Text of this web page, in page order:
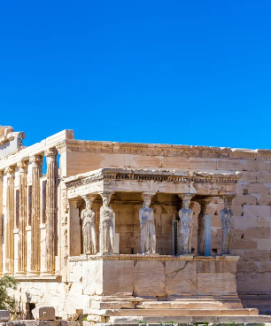
über Cookies ein verbessertes
Über „anpassen” können Sie Ihre